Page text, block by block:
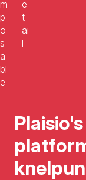
m
p
o
s
a
bl
e
e
t
ai
l